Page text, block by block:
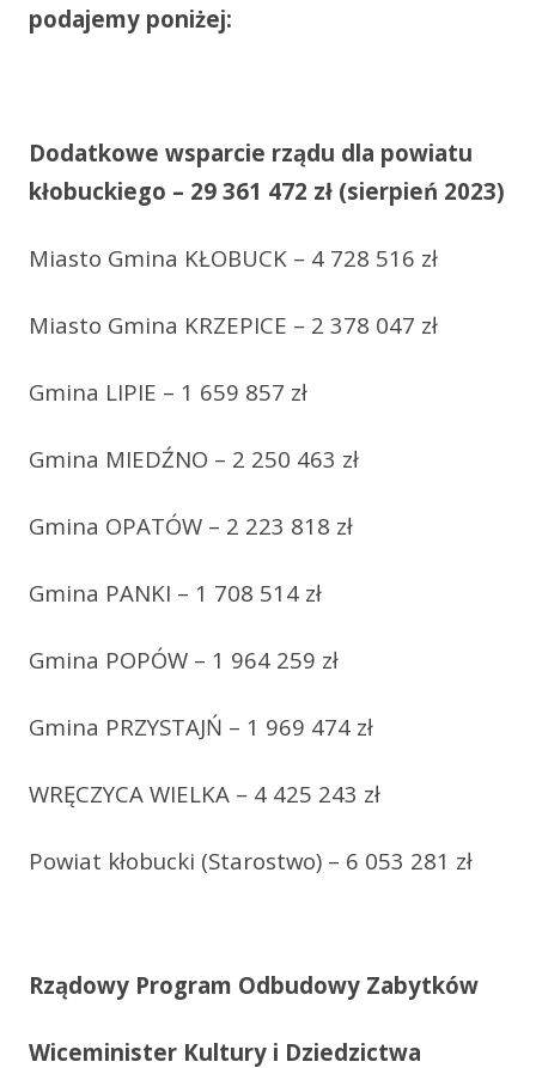
podajemy poniżej:
Dodatkowe wsparcie rządu dla powiatu
kłobuckiego – 29 361 472 zł (sierpień 2023)
Miasto Gmina KŁOBUCK – 4 728 516 zł
Miasto Gmina KRZEPICE – 2 378 047 zł
Gmina LIPIE – 1 659 857 zł
Gmina MIEDŹNO – 2 250 463 zł
Gmina OPATÓW – 2 223 818 zł
Gmina PANKI – 1 708 514 zł
Gmina POPÓW – 1 964 259 zł
Gmina PRZYSTAJŃ – 1 969 474 zł
WRĘCZYCA WIELKA – 4 425 243 zł
Powiat kłobucki (Starostwo) – 6 053 281 zł
Rządowy Program Odbudowy Zabytków
Wiceminister Kultury i Dziedzictwa